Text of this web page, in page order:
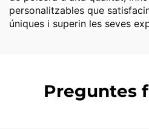
personalitzables que
úniques i superin les seves
Preguntes